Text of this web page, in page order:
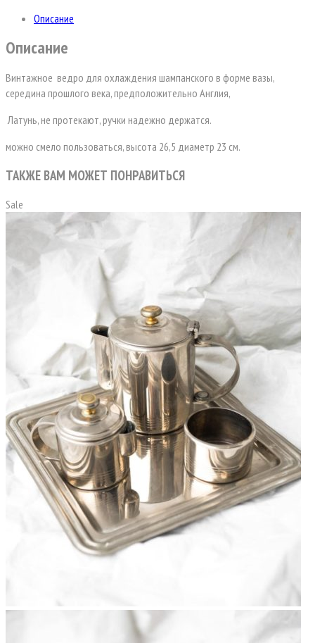
Описание
Описание
Винтажное ведро для охлаждения шампанского в форме вазы,
середина прошлого века, предположительно Англия,
Латунь, не протекают, ручки надежно держатся.
можно смело пользоваться, высота 26,5 диаметр 23 см.
ТАКЖЕ ВАМ МОЖЕТ ПОНРАВИТЬСЯ
Sale